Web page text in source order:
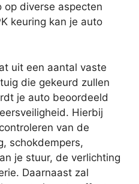
op diverse aspecten
keuring kan je auto
uit een aantal vaste
die gekeurd zullen
je auto beoordeeld
Hierbij
van de
schokdempers,
je stuur, de verlichting
Daarnaast zal